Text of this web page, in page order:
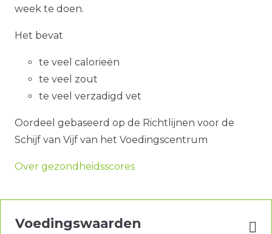
week te doen.
Het bevat
te veel calorieën
te veel zout
te veel verzadigd vet
Oordeel gebaseerd op de Richtlijnen voor de
Schijf van Vijf van het Voedingscentrum
Over gezondheidsscores
Voedingswaarden